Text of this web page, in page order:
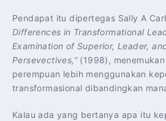
Pendapat itu dipertegas Sally A
Differences in Transformational
Examination of Superior, Leader,
Persevectives,”(1998),
perempuan lebih menggunakan
transformasional dibandingkan
Kalau ada yang bertanya apa itu